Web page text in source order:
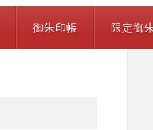
御朱印帳 限定御